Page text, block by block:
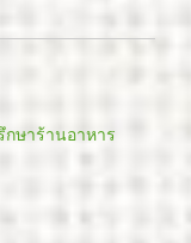
ษาร้านอาหาร